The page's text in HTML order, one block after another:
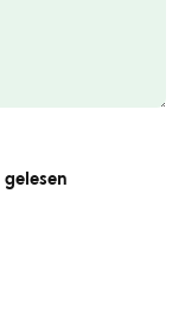
gelesen